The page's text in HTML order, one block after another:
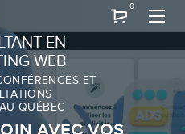
EN
WEB
ET
QUÉBEC
0